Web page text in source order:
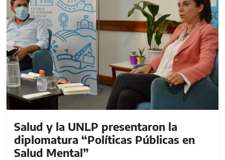
Salud y la UNLP presentaron la
diplomatura “Políticas Públicas en
Salud Mental”